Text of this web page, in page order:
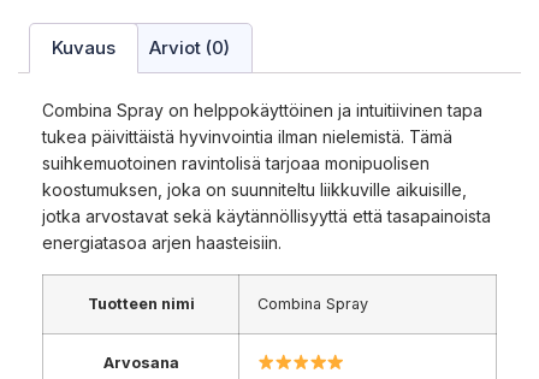
Kuvaus Arviot (0)
Combina Spray on helppokäyttöinen ja intuitiivinen tapa
tukea päivittäistä hyvinvointia ilman nielemistä. Tämä
suihkemuotoinen ravintolisä tarjoaa monipuolisen
koostumuksen, joka on suunniteltu liikkuville aikuisille,
jotka arvostavat sekä käytännöllisyyttä että tasapainoista
energiatasoa arjen haasteisiin.
Tuotteen nimi Combina Spray
Arvosana